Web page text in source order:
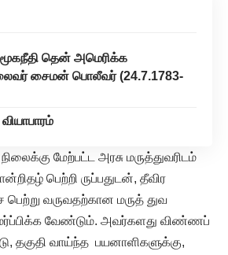
தென் அமெரிக்க
சைமன் பொலீவர் (24.7.1783-
மேற்பட்ட அரசு மருத்துவரிடம்
பெற்றி ருப்பதுடன், தீவிர
வருவதற்கான மருத் துவ
வேண்டும். அவர்களது விண்ணப்
தகுதி வாய்ந்த பயனாளிகளுக்கு,